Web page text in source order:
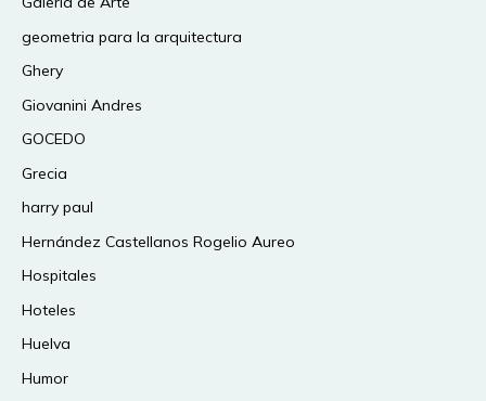
geometria para la arquitectura
Ghery
Giovanini Andres
GOCEDO
Grecia
harry paul
Hernández Castellanos Rogelio Aureo
Hospitales
Hoteles
Huelva
Humor